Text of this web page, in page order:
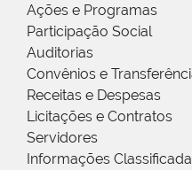
Ações e Programas
Participação Social
Auditorias
Convênios e
Receitas e Despesas
Licitações e Contratos
Servidores
Informações